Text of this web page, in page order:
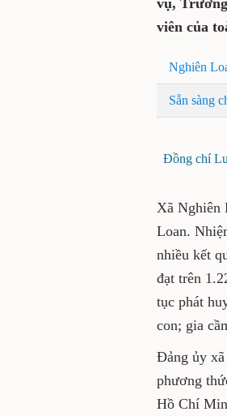
vụ,
viên của
Nghiên
Sẵn sàng
Đồng chí
Xã Nghiên
Loan.
nhiều kết
đạt trên
tục phát
con; gia
Đảng ủy
phương
Hồ Chí